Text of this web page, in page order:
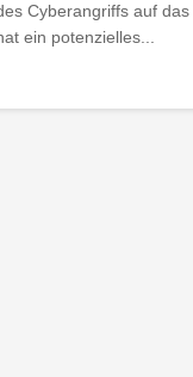
Cyberangriffs auf
ein potenzielles...